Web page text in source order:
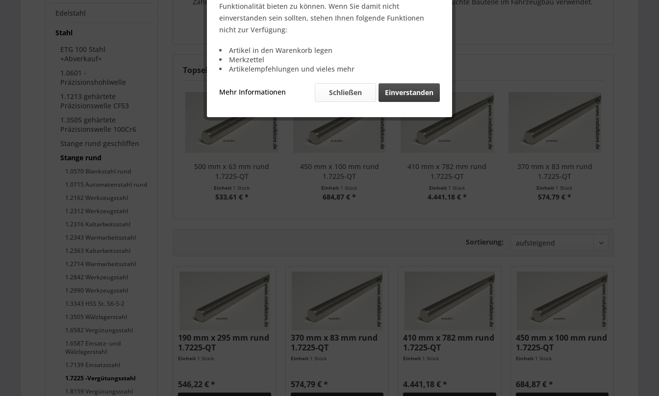
Edelstahl
Stahl
ETG 100 Stahl
+Abverkauf+
1.0601 -
Präzisionshohlwelle
1.1213 gehärtete
Präzisionswelle CF53
1.3505 gehärtete
Präzisionswelle 100Cr6
Stange rund geschliffen
Stange rund
1.0570 Blankstahl rund
1.0715 Automatenstahl rund
1.2162 Werkzeugstahl
1.2312 Werkzeugstahl
1.2316 Kaltarbeitsstahl
1.2343 Warmarbeitsstahl
1.2363 Kaltarbeitsstahl
1.2714 Warmarbeitsstahl
1.2842 Werkzeugstahl
1.2990 Werkzeugstahl
1.3343 HSS St. S6-5-2
1.3505 Wälzlagerstahl
1.6582 Vergütungsstahl
1.6587 Einsatz- und
Wälzlagerstahl
1.7139 Einsatzstahl
1.7225 -Vergütungsstahl
1.8159 Vergütungsstahl
Topseller
500 mm x 63 mm rund
1.7225-QT
Einheit 1 Stück
533,61 € *
450 mm x 100 mm rund
1.7225-QT
Einheit 1 Stück
684,87 € *
410 mm x 782 mm rund
1.7225-QT
Einheit 1 Stück
4.441,18 € *
370 mm x 83 mm rund
1.7225-QT
Einheit 1 Stück
574,79 € *
Sortierung:
190 mm x 295 mm rund
1.7225-QT
Einheit 1 Stück
546,22 € *
370 mm x 83 mm rund
1.7225-QT
Einheit 1 Stück
574,79 € *
410 mm x 782 mm rund
1.7225-QT
Einheit 1 Stück
4.441,18 € *
450 mm x 100 mm rund
1.7225-QT
Einheit 1 Stück
684,87 € *
Funktionalität bieten zu können. Wenn Sie damit nicht
einverstanden sein sollten, stehen Ihnen folgende Funktionen
nicht zur Verfügung:
Artikel in den Warenkorb legen
Merkzettel
Artikelempfehlungen und vieles mehr
Mehr Informationen Einverstanden
Schließen